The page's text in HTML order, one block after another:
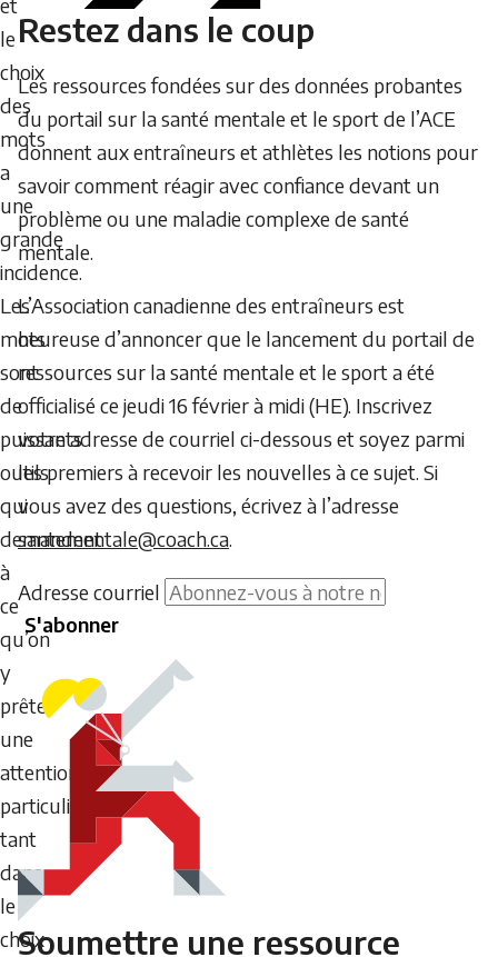
et
le
choix
des
mots
a
une
grande
incidence.
Les
mots
sont
de
puissants
outils
qui
demandent
à
ce
qu’on
y
prête
une
attention
particulière,
tant
dans
le
choix
Restez dans le coup
Les ressources fondées sur des données probantes
du portail sur la santé mentale et le sport de l’ACE
donnent aux entraîneurs et athlètes les notions pour
savoir comment réagir avec confiance devant un
problème ou une maladie complexe de santé
mentale.
L’Association canadienne des entraîneurs est
heureuse d’annoncer que le lancement du portail de
ressources sur la santé mentale et le sport a été
officialisé ce jeudi 16 février à midi (HE). Inscrivez
votre adresse de courriel ci-dessous et soyez parmi
les premiers à recevoir les nouvelles à ce sujet. Si
vous avez des questions, écrivez à l’adresse
santementale@coach.ca.
Ne
saisissez
texte
dans
champ.
Adresse courriel
S'abonner
Soumettre une ressource